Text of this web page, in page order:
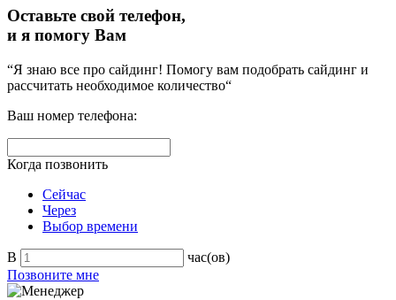
Оставьте свой телефон,
и я помогу Вам
“Я знаю все про сайдинг! Помогу вам подобрать сайдинг и
рассчитать необходимое количество“
Ваш номер телефона:
Когда позвонить
Сейчас
Через
Выбор времени
В
час(ов)
Позвоните мне